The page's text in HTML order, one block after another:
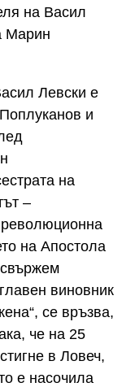
на Васил
Марин
Левски е
и
на
–
на Апостола
виновник
се връзва,
че на 25
в Ловеч,
е насочила